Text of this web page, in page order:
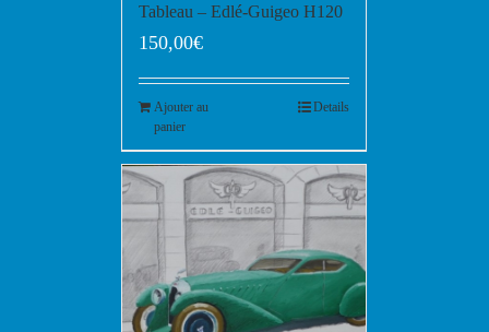
Tableau – Edlé-Guigeo H120
150,00€
Ajouter au
panier
Details